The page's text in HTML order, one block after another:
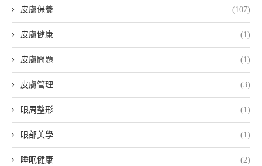
皮膚保養 (107)
皮膚健康 (1)
皮膚問題 (1)
皮膚管理 (3)
眼周整形 (1)
眼部美學 (1)
睡眠健康 (2)